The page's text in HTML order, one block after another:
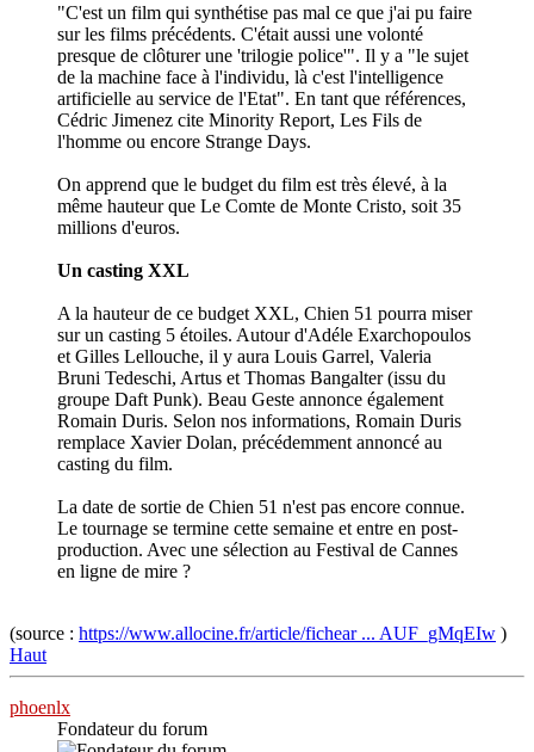
"C'est un film qui synthétise pas mal ce que j'ai pu faire
sur les films précédents. C'était aussi une volonté
presque de clôturer une 'trilogie police'". Il y a "le sujet
de la machine face à l'individu, là c'est l'intelligence
artificielle au service de l'Etat". En tant que références,
Cédric Jimenez cite Minority Report, Les Fils de
l'homme ou encore Strange Days.
On apprend que le budget du film est très élevé, à la
même hauteur que Le Comte de Monte Cristo, soit 35
millions d'euros.
Un casting XXL
A la hauteur de ce budget XXL, Chien 51 pourra miser
sur un casting 5 étoiles. Autour d'Adéle Exarchopoulos
et Gilles Lellouche, il y aura Louis Garrel, Valeria
Bruni Tedeschi, Artus et Thomas Bangalter (issu du
groupe Daft Punk). Beau Geste annonce également
Romain Duris. Selon nos informations, Romain Duris
remplace Xavier Dolan, précédemment annoncé au
casting du film.
La date de sortie de Chien 51 n'est pas encore connue.
Le tournage se termine cette semaine et entre en post-
production. Avec une sélection au Festival de Cannes
en ligne de mire ?
(source : https://www.allocine.fr/article/fichear ... AUF_gMqEIw )
Haut
phoenlx
Fondateur du forum